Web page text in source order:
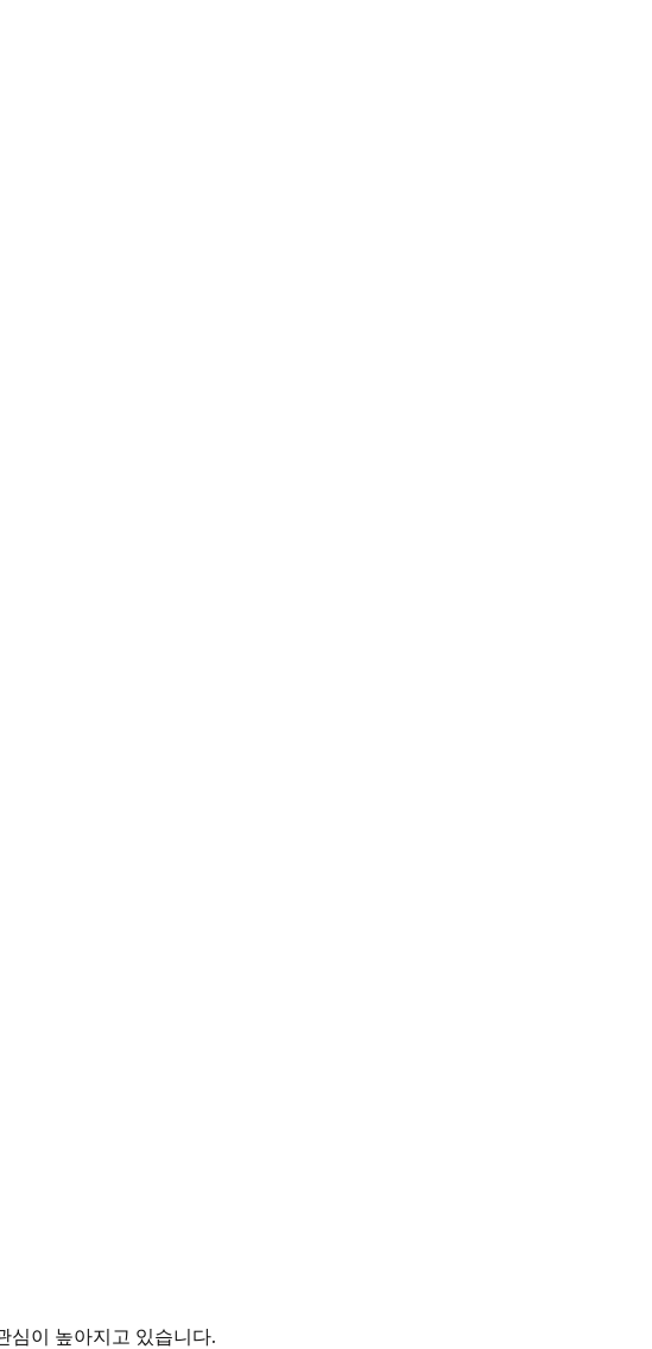
심이 높아지고 있습니다.